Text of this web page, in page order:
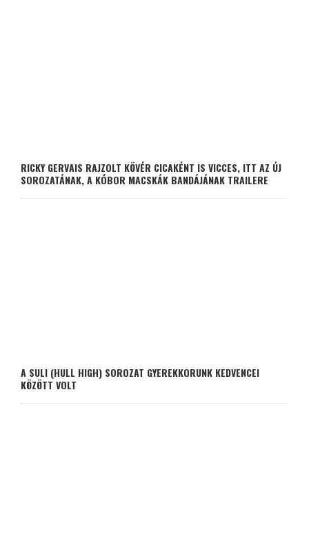
RICKY GERVAIS RAJZOLT KÖVÉR CICAKÉNT IS VICCES, ITT AZ ÚJ
SOROZATÁNAK, A KÓBOR MACSKÁK BANDÁJÁNAK TRAILERE
A SULI (HULL HIGH) SOROZAT GYEREKKORUNK KEDVENCEI
KÖZÖTT VOLT